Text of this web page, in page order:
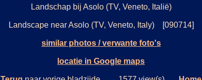
Landschap bij Asolo (TV, Veneto, Italië)
Landscape near Asolo (TV, Veneto, Italy) [090714]
similar photos / verwante foto's
locatie in Google maps